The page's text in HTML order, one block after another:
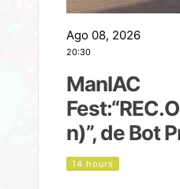
Ago 08, 2026
20:30
ManIAC
n)”, de Bot
14 hours